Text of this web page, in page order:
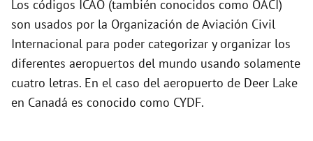
Los códigos ICAO (también conocidos como OACI)
son usados por la Organización de Aviación Civil
Internacional para poder categorizar y organizar los
diferentes aeropuertos del mundo usando solamente
cuatro letras. En el caso del aeropuerto de Deer Lake
en Canadá es conocido como CYDF.